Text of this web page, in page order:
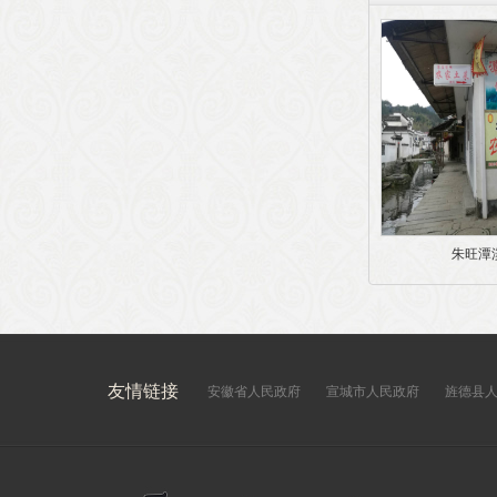
朱旺潭
友情链接 安徽省人民政府 宣城市人民政府 旌德县